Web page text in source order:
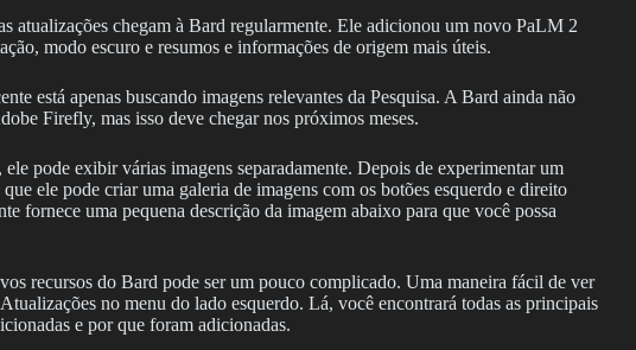
atualizações chegam à Bard regularmente. Ele adicionou um novo PaLM 2
modo escuro e resumos e informações de origem mais úteis.
está apenas buscando imagens relevantes da Pesquisa. A Bard ainda não
Firefly, mas isso deve chegar nos próximos meses.
pode exibir várias imagens separadamente. Depois de experimentar um
ele pode criar uma galeria de imagens com os botões esquerdo e direito
fornece uma pequena descrição da imagem abaixo para que você possa
recursos do Bard pode ser um pouco complicado. Uma maneira fácil de ver
no menu do lado esquerdo. Lá, você encontrará todas as principais
e por que foram adicionadas.